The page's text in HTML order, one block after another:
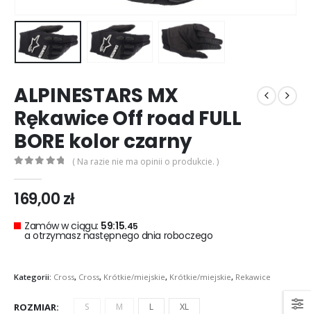
ALPINESTARS MX
Rękawice Off road FULL
BORE kolor czarny
( Na razie nie ma opinii o produkcie. )
169,00zł
Zamów w ciągu: 59:15.45
a otrzymasz następnego dnia roboczego
Kategorii: Cross, Cross, Krótkie/miejskie, Krótkie/miejskie, Rekawice
ROZMIAR S M L XL
Rękawice turystyczne REBELHORN DEFENDER black red